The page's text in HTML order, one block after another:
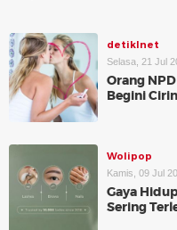
detikInet
Selasa, 21 Jul
Orang
Begini
Wolipop
Kamis, 09 Jul
Gaya
Sering